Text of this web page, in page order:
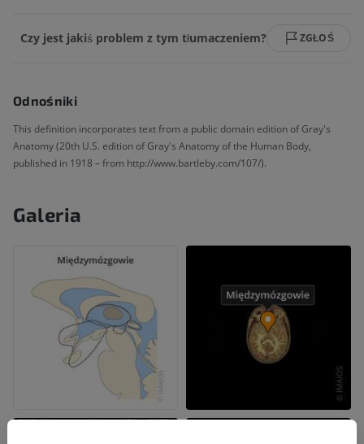
Czy jest jakiś problem z tym tłumaczeniem? ZGŁOŚ
Odnośniki
This definition incorporates text from a public domain edition of Gray's
Anatomy (20th U.S. edition of Gray's Anatomy of the Human Body,
published in 1918 – from http://www.bartleby.com/107/).
Galeria